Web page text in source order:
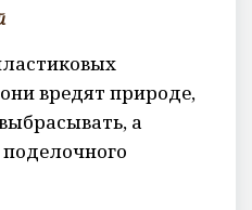
вредят природе,
а